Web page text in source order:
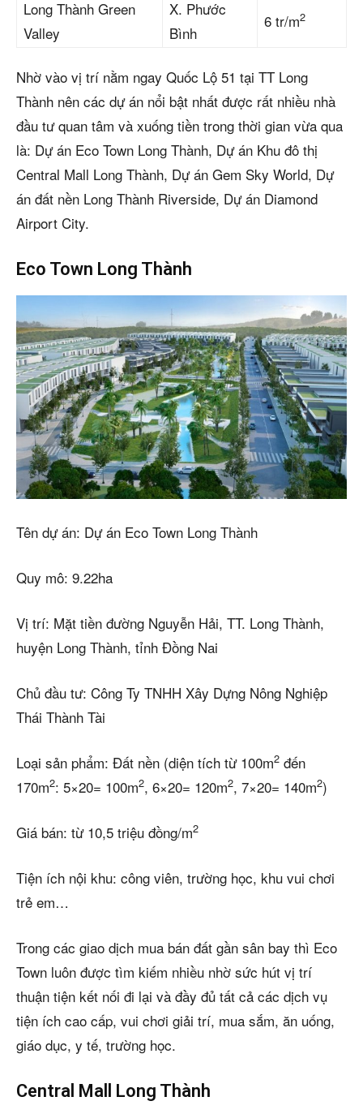
Long Thành Green
Valley
X. Phước
Bình
6 tr/m2
Nhờ vào vị trí nằm ngay Quốc Lộ 51 tại TT Long
Thành nên các dự án nổi bật nhất được rất nhiều nhà
đầu tư quan tâm và xuống tiền trong thời gian vừa qua
là: Dự án Eco Town Long Thành, Dự án Khu đô thị
Central Mall Long Thành, Dự án Gem Sky World, Dự
án đất nền Long Thành Riverside, Dự án Diamond
Airport City.
Eco Town Long Thành
Tên dự án: Dự án Eco Town Long Thành
Quy mô: 9.22ha
Vị trí: Mặt tiền đường Nguyễn Hải, TT. Long Thành,
huyện Long Thành, tỉnh Đồng Nai
Chủ đầu tư: Công Ty TNHH Xây Dựng Nông Nghiệp
Thái Thành Tài
Loại sản phẩm: Đất nền (diện tích từ 100m2 đến
170m2: 5×20= 100m2, 6×20= 120m2, 7×20= 140m2)
Giá bán: từ 10,5 triệu đồng/m2
Tiện ích nội khu: công viên, trường học, khu vui chơi
trẻ em…
Trong các giao dịch mua bán đất gần sân bay thì Eco
Town luôn được tìm kiếm nhiều nhờ sức hút vị trí
thuận tiện kết nối đi lại và đầy đủ tất cả các dịch vụ
tiện ích cao cấp, vui chơi giải trí, mua sắm, ăn uống,
giáo dục, y tế, trường học.
Central Mall Long Thành